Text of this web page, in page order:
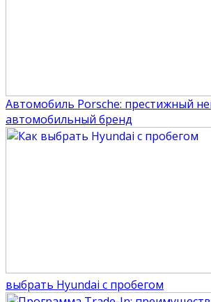
Автомобиль Porsche: престижный
автомобильный бренд
выбрать Hyundai с пробегом